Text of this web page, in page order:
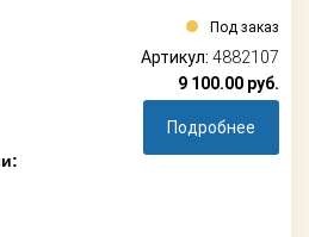
Под заказ
Артикул: 4882107
9 100.00 руб.
Подробнее